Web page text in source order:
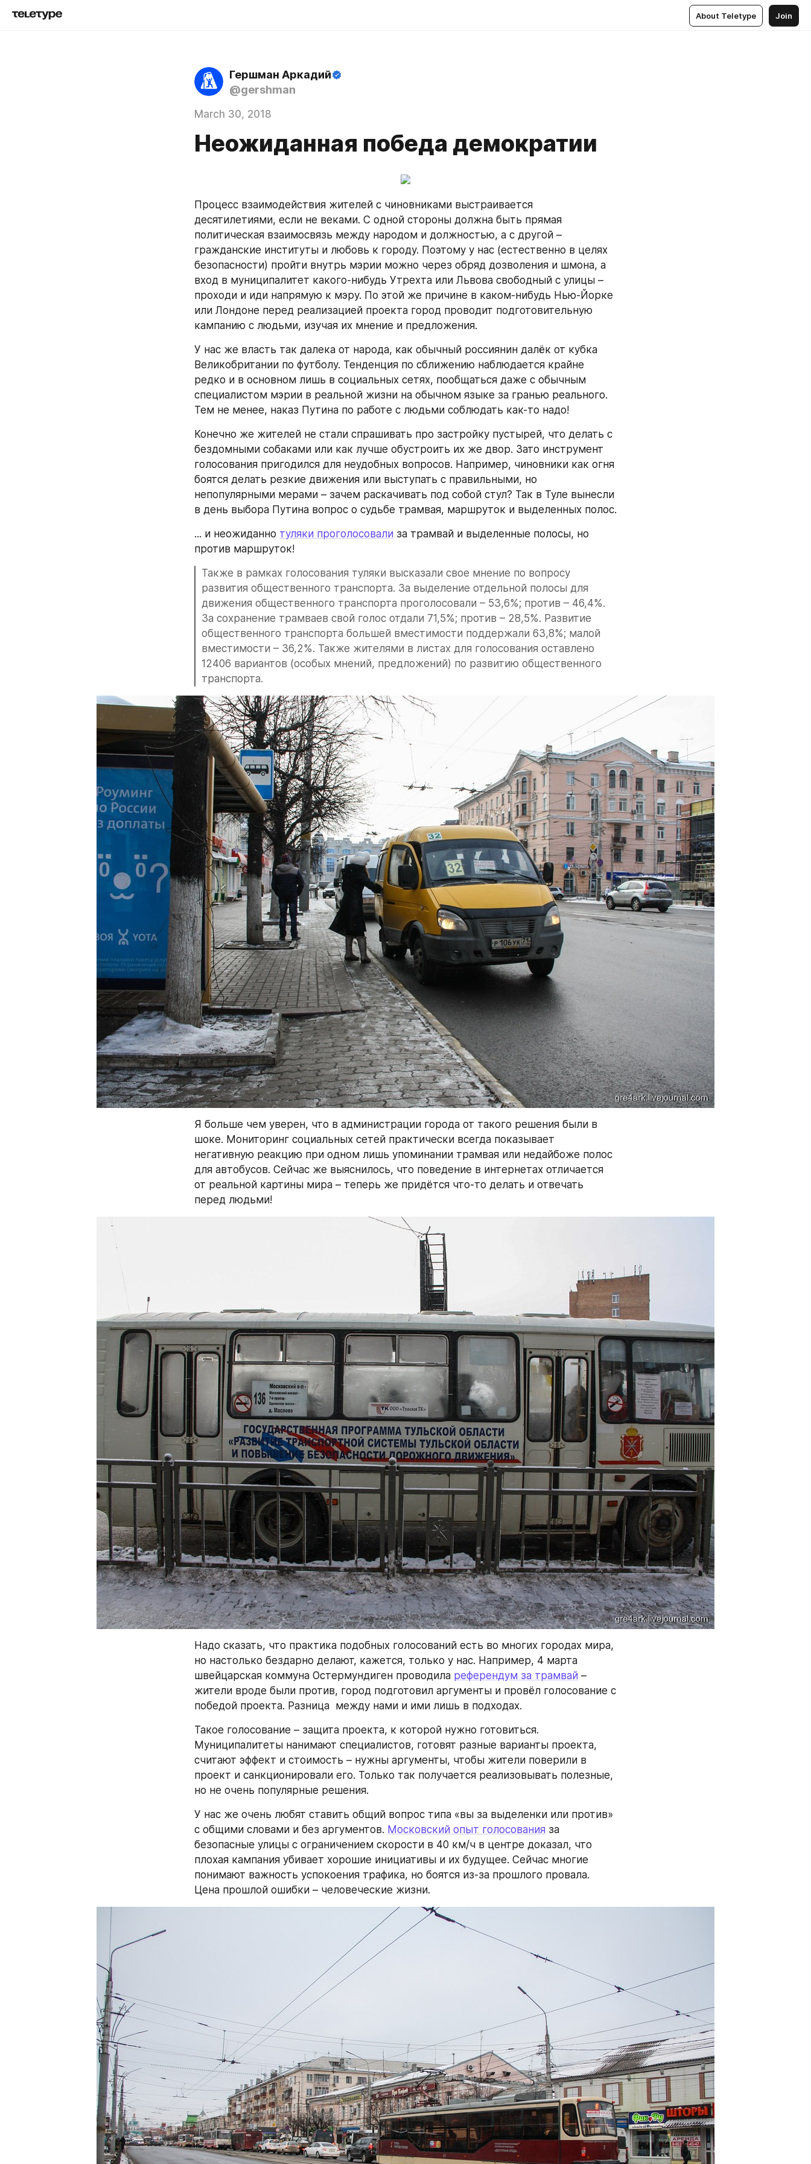
About Teletype Join
Гершман Аркадий
@gershman
March 30, 2018
Неожиданная победа демократии
Процесс взаимодействия жителей с чиновниками выстраивается
десятилетиями, если не веками. С одной стороны должна быть прямая
политическая взаимосвязь между народом и должностью, а с другой –
гражданские институты и любовь к городу. Поэтому у нас (естественно в целях
безопасности) пройти внутрь мэрии можно через обряд дозволения и шмона, а
вход в муниципалитет какого-нибудь Утрехта или Львова свободный с улицы –
проходи и иди напрямую к мэру. По этой же причине в каком-нибудь Нью-Йорке
или Лондоне перед реализацией проекта город проводит подготовительную
кампанию с людьми, изучая их мнение и предложения.
У нас же власть так далека от народа, как обычный россиянин далёк от кубка
Великобритании по футболу. Тенденция по сближению наблюдается крайне
редко и в основном лишь в социальных сетях, пообщаться даже с обычным
специалистом мэрии в реальной жизни на обычном языке за гранью реального.
Тем не менее, наказ Путина по работе с людьми соблюдать как-то надо!
Конечно же жителей не стали спрашивать про застройку пустырей, что делать с
бездомными собаками или как лучше обустроить их же двор. Зато инструмент
голосования пригодился для неудобных вопросов. Например, чиновники как огня
боятся делать резкие движения или выступать с правильными, но
непопулярными мерами – зачем раскачивать под собой стул? Так в Туле вынесли
в день выбора Путина вопрос о судьбе трамвая, маршруток и выделенных полос.
... и неожиданно туляки проголосовали за трамвай и выделенные полосы, но
против маршруток!
Также в рамках голосования туляки высказали свое мнение по вопросу
развития общественного транспорта. За выделение отдельной полосы для
движения общественного транспорта проголосовали – 53,6%; против – 46,4%.
За сохранение трамваев свой голос отдали 71,5%; против – 28,5%. Развитие
общественного транспорта большей вместимости поддержали 63,8%; малой
вместимости – 36,2%. Также жителями в листах для голосования оставлено
12406 вариантов (особых мнений, предложений) по развитию общественного
транспорта.
Я больше чем уверен, что в администрации города от такого решения были в
шоке. Мониторинг социальных сетей практически всегда показывает
негативную реакцию при одном лишь упоминании трамвая или недайбоже полос
для автобусов. Сейчас же выяснилось, что поведение в интернетах отличается
от реальной картины мира – теперь же придётся что-то делать и отвечать
перед людьми!
Надо сказать, что практика подобных голосований есть во многих городах мира,
но настолько бездарно делают, кажется, только у нас. Например, 4 марта
швейцарская коммуна Остермундиген проводила референдум за трамвай –
жители вроде были против, город подготовил аргументы и провёл голосование с
победой проекта. Разница  между нами и ими лишь в подходах.
Такое голосование – защита проекта, к которой нужно готовиться.
Муниципалитеты нанимают специалистов, готовят разные варианты проекта,
считают эффект и стоимость – нужны аргументы, чтобы жители поверили в
проект и санкционировали его. Только так получается реализовывать полезные,
но не очень популярные решения.
У нас же очень любят ставить общий вопрос типа «вы за выделенки или против»
с общими словами и без аргументов. Московский опыт голосования за
безопасные улицы с ограничением скорости в 40 км/ч в центре доказал, что
плохая кампания убивает хорошие инициативы и их будущее. Сейчас многие
понимают важность успокоения трафика, но боятся из-за прошлого провала.
Цена прошлой ошибки – человеческие жизни.